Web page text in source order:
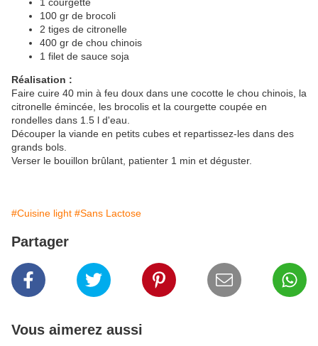
100 gr de brocoli
2 tiges de citronelle
400 gr de chou chinois
1 filet de sauce soja
Réalisation :
Faire cuire 40 min à feu doux dans une cocotte le chou chinois, la
citronelle émincée, les brocolis et la courgette coupée en
rondelles dans 1.5 l d'eau.
Découper la viande en petits cubes et repartissez-les dans des
grands bols.
Verser le bouillon brûlant, patienter 1 min et déguster.
#Cuisine light #Sans Lactose
Partager
Vous aimerez aussi